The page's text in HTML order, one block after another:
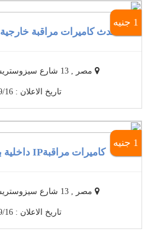
1 جنيه
أحدث كاميرات مراقبة خارجية IP ماركة CONVO ..
مصر , 13 شارع سيزوستريس محطه الرمل ..
تاريخ الاعلان : 2019/09/16
1 جنيه
كاميرات مراقبةIP داخلية بعدسات متغيرة ..
مصر , 13 شارع سيزوستريس محطه الرمل ..
تاريخ الاعلان : 2019/09/16